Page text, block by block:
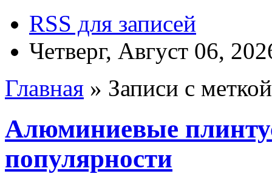
RSS для записей
Четверг, Август 06,
Главная » Записи с
Алюминиевые
популярности